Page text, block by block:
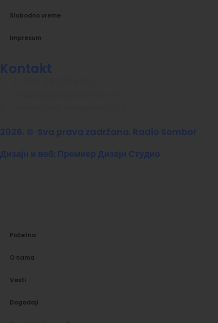
Slobodno vreme
Impresum
Kontakt
2026. © Sva prava zadržana. Radio Sombor
Дизајн и веб: Премиер Дизајн Студио
Početna
O nama
Vesti
Događaji